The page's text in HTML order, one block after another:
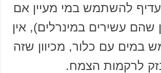
להשתמש במי מעיין אם
שהם עשירים במינרלים), אין
במים עם כלור, מכיוון שזה
לרקמות הצמח.